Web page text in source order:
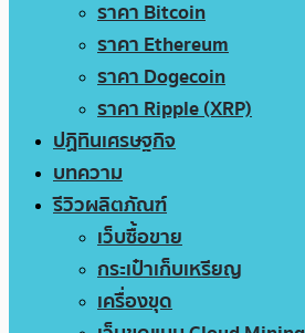
ราคา Bitcoin
ราคา Ethereum
ราคา Dogecoin
ราคา Ripple (XRP)
ปฏิทินเศรษฐกิจ
บทความ
รีวิวผลิตภัณฑ์
เว็บซื้อขาย
กระเป๋าเก็บเหรียญ
เครื่องขุด